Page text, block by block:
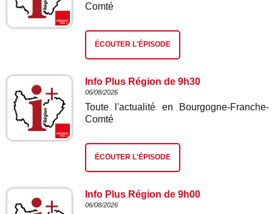
Comté
ÉCOUTER L'ÉPISODE
Info Plus Région de 9h30
06/08/2026
Toute l'actualité en Bourgogne-Franche-
Comté
ÉCOUTER L'ÉPISODE
Info Plus Région de 9h00
06/08/2026